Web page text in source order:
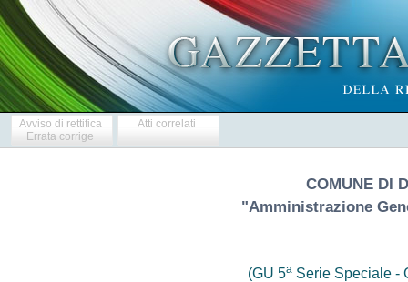
Avviso di rettifica
Errata corrige
Atti correlati
COMUNE DI
"Amministrazione
(GU 5a Serie Speciale -